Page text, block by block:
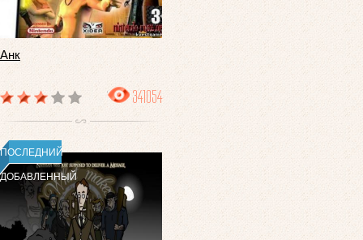
Анк
341054
ПОСЛЕДНИЙ
ДОБАВЛЕННЫЙ